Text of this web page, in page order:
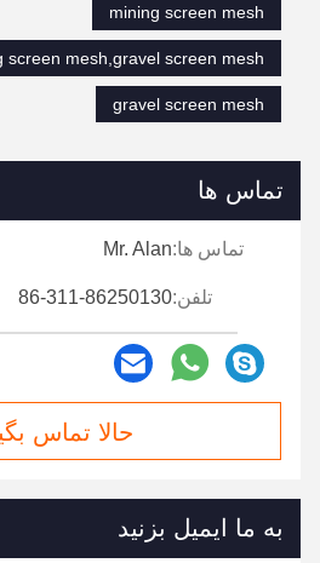
mining screen mesh
screen mesh,gravel screen mesh
gravel screen mesh
تماس ها
تماس ها:Mr. Alan
تلفن:86-311-86250130
حالا تماس
به ما ایمیل بزنید